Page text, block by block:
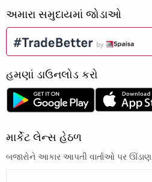
અમારા સમુદાયમાં જોડાઓ
હમણાં ડાઉનલોડ કરો
માર્કેટ લેન્સ હેઠળ
બજારોને આકાર આપતી વાર્તાઓ પર ઊંડાણ